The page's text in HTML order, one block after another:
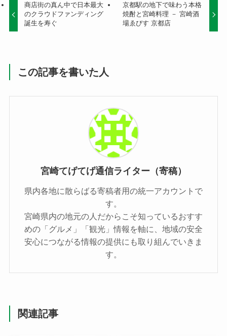
商店街の真ん中で日本最大
のクラウドファンディング
誕生を寿ぐ
京都駅の地下で味わう本格
焼酎と宮崎料理 － 宮崎酒
場ゑびす 京都店
この記事を書いた人
宮崎てげてげ通信ライター（寄稿）
県内各地に散らばる寄稿者用の統一アカウントで
す。
宮崎県内の地元の人だからこそ知っているおすす
めの「グルメ」「観光」情報を軸に、地域の安全
安心につながる情報の提供にも取り組んでいきま
す。
関連記事